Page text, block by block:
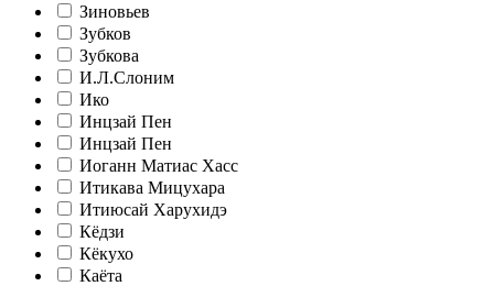
Зиновьев
Зубков
Зубкова
И.Л.Слоним
Ико
Инцзай Пен
Инцзай Пен
Иоганн Матиас Хасс
Итикава Мицухара
Итиюсай Харухидэ
Кёдзи
Кёкухо
Каёта